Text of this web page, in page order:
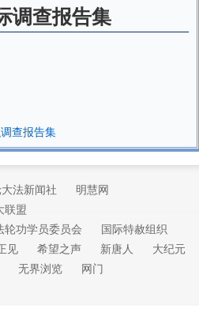
调查报告集
查报告集
法新闻社
明慧网
联盟
轮功学员委员会
国际特赦组织
见 希望之声 新唐人
大纪元
无界浏览
网门